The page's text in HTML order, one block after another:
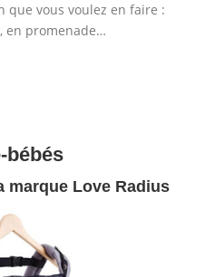
que vous voulez en faire :
en promenade…
bébés
marque Love Radius